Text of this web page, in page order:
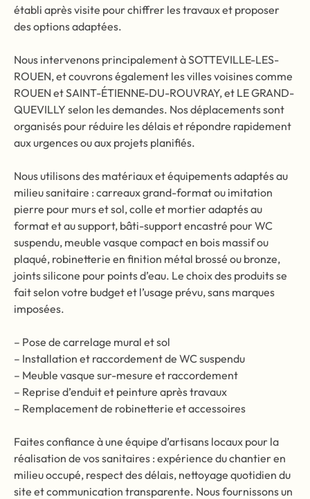
établi après visite pour chiffrer les travaux et proposer
des options adaptées.
Nous intervenons principalement à SOTTEVILLE-LES-
ROUEN, et couvrons également les villes voisines comme
ROUEN et SAINT-ÉTIENNE-DU-ROUVRAY, et LE GRAND-
QUEVILLY selon les demandes. Nos déplacements sont
organisés pour réduire les délais et répondre rapidement
aux urgences ou aux projets planifiés.
Nous utilisons des matériaux et équipements adaptés au
milieu sanitaire : carreaux grand-format ou imitation
pierre pour murs et sol, colle et mortier adaptés au
format et au support, bâti-support encastré pour WC
suspendu, meuble vasque compact en bois massif ou
plaqué, robinetterie en finition métal brossé ou bronze,
joints silicone pour points d’eau. Le choix des produits se
fait selon votre budget et l’usage prévu, sans marques
imposées.
– Pose de carrelage mural et sol
– Installation et raccordement de WC suspendu
– Meuble vasque sur-mesure et raccordement
– Reprise d’enduit et peinture après travaux
– Remplacement de robinetterie et accessoires
Faites confiance à une équipe d’artisans locaux pour la
réalisation de vos sanitaires : expérience du chantier en
milieu occupé, respect des délais, nettoyage quotidien du
site et communication transparente. Nous fournissons un